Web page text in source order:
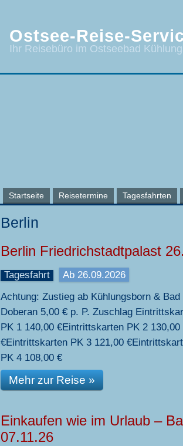
Ostsee-Reise-
Ihr Reisebüro im Ostseebad
Startseite Reisetermine Tagesfahrten
Berlin
Berlin Friedrichstadtpalast
Tagesfahrt
Ab 26.09.2026
Achtung: Zustieg ab Kühlungsborn & Bad
Doberan 5,00 € p. P. Zuschlag
PK 1 140,00 €Eintrittskarten PK 2 130,00
€Eintrittskarten PK 3 121,00
PK 4 108,00 €
Mehr zur Reise »
Einkaufen wie im Urlaub –
07.11.26